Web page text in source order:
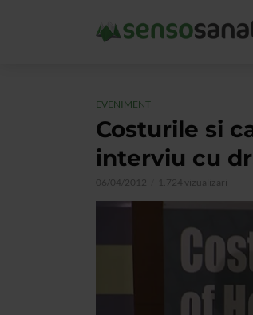
EVENIMENT
Costurile si
interviu cu
06/04/2012 1.724 vizualizari